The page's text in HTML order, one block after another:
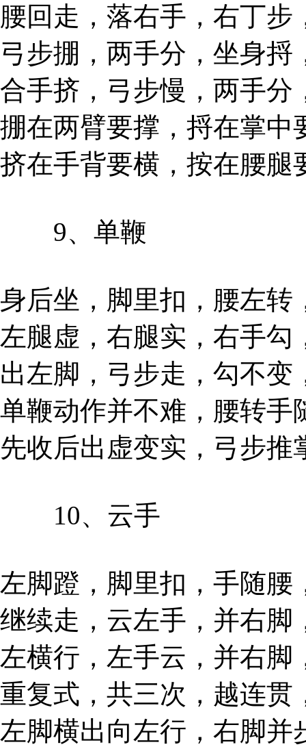
腰回走，落右手，右丁步
弓步掤，两手分，坐身捋
合手挤，弓步慢，两手分
掤在两臂要撑，捋在掌中
挤在手背要横，按在腰腿
9、单鞭
身后坐，脚里扣，腰左转
左腿虚，右腿实，右手勾
出左脚，弓步走，勾不变
单鞭动作并不难，腰转手
先收后出虚变实，弓步推
10、云手
左脚蹬，脚里扣，手随腰
继续走，云左手，并右脚
左横行，左手云，并右脚
重复式，共三次，越连贯
左脚横出向左行，右脚并